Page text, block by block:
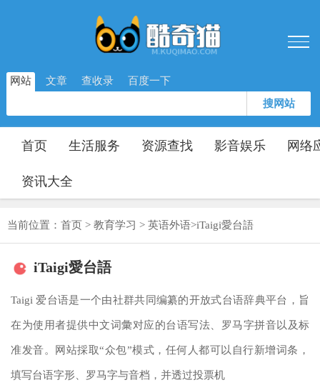
网站 文章 查收录 百度一下
搜网站
首页 生活服务 资源查找 影音娱乐 网络
资讯大全
当前位置： 首页 > 教育学习 > 英语外语>iTaigi愛台語
iTaigi愛台語
Taigi 爱台语是一个由社群共同编纂的开放式台语辞典平台，旨
在为使用者提供中文词彙对应的台语写法、罗马字拼音以及标
准发音。网站採取“众包”模式，任何人都可以自行新增词条，
填写台语字形、罗马字与音档，并透过投票机